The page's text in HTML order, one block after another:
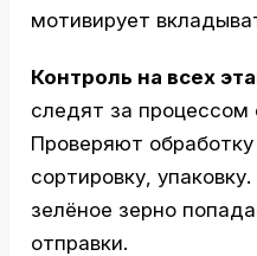
мотивирует
Контроль на всех
следят за процессом
Проверяют обработку
сортировку,
зелёное зерно
отправки.